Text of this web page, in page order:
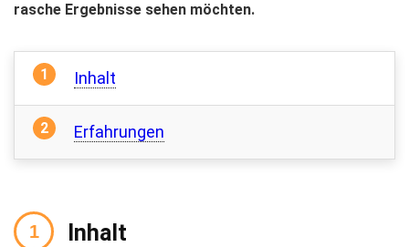
rasche Ergebnisse sehen möchten.
Inhalt
Erfahrungen
Inhalt